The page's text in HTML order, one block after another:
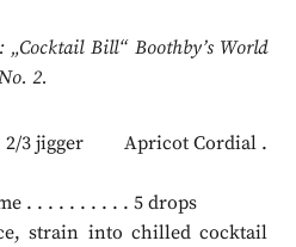
Bill“ Boothby’s World
2.
. 2/3 jigger Apricot Cordial .
. . . . . 5 drops
strain into chilled cocktail